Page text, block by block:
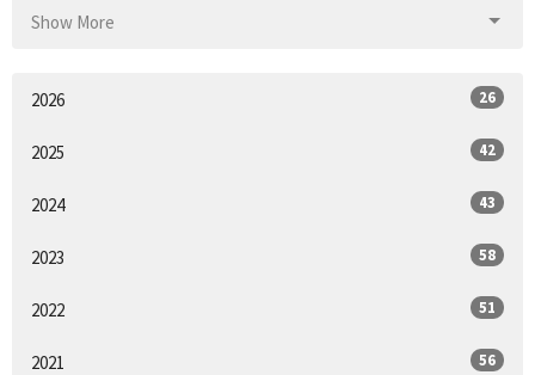
Show More
2026 26
2025 42
2024 43
2023 58
2022 51
2021 56